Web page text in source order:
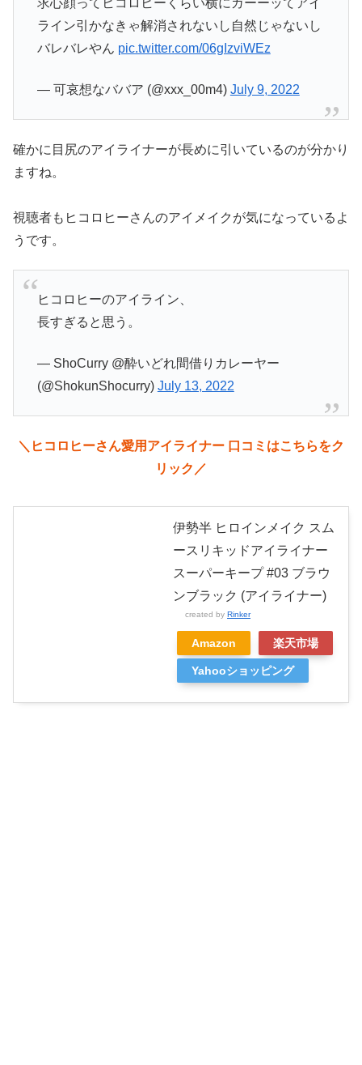
求心顔ってヒコロヒーくらい横にガーーッてアイ
ライン引かなきゃ解消されないし自然じゃないし
バレバレやん pic.twitter.com/06gIzviWEz
— 可哀想なババア (@xxx_00m4) July 9, 2022
確かに目尻のアイライナーが長めに引いているのが分かり
ますね。
視聴者もヒコロヒーさんのアイメイクが気になっているよ
うです。
ヒコロヒーのアイライン、
長すぎると思う。
— ShoCurry @酔いどれ間借りカレーヤー
(@ShokunShocurry) July 13, 2022
＼ヒコロヒーさん愛用アイライナー 口コミはこちらをク
リック／
伊勢半 ヒロインメイク スム
ースリキッドアイライナー
スーパーキープ #03 ブラウ
ンブラック (アイライナー)
created by Rinker
Amazon 楽天市場
Yahooショッピング